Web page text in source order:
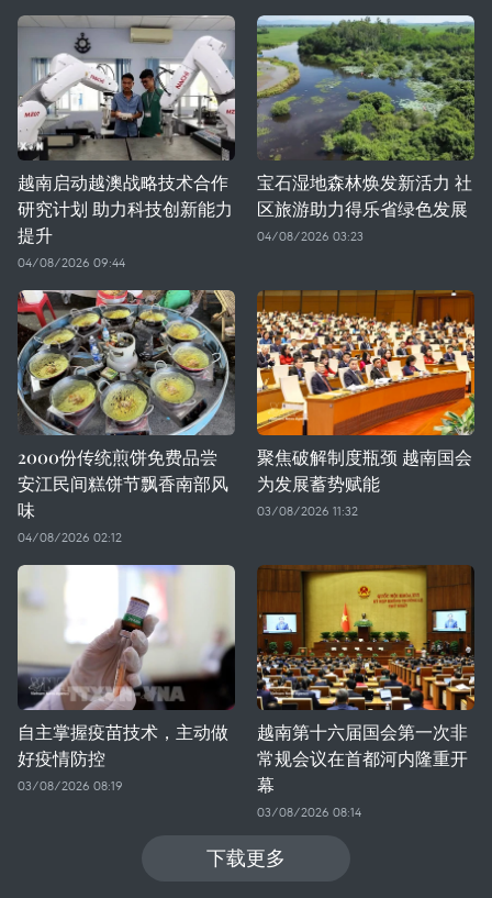
越南启动越澳战略技术合作
研究计划 助力科技创新能力
提升
04/08/2026 09:44
宝石湿地森林焕发新活力 社
区旅游助力得乐省绿色发展
04/08/2026 03:23
2000份传统煎饼免费品尝
安江民间糕饼节飘香南部风
味
04/08/2026 02:12
聚焦破解制度瓶颈 越南国会
为发展蓄势赋能
03/08/2026 11:32
自主掌握疫苗技术，主动做
好疫情防控
03/08/2026 08:19
越南第十六届国会第一次非
常规会议在首都河内隆重开
幕
03/08/2026 08:14
下载更多